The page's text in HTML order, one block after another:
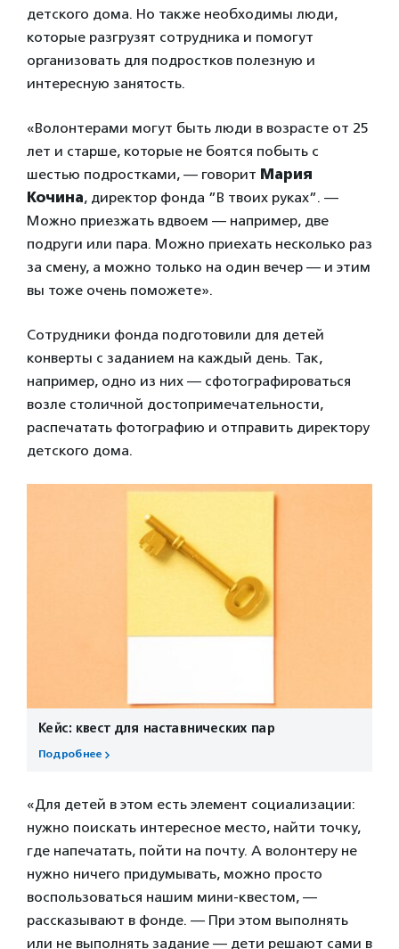
детского дома. Но также необходимы люди,
которые разгрузят сотрудника и помогут
организовать для подростков полезную и
интересную занятость.
«Волонтерами могут быть люди в возрасте от 25
лет и старше, которые не боятся побыть с
шестью подростками, — говорит Мария
Кочина, директор фонда ”В твоих руках”. —
Можно приезжать вдвоем — например, две
подруги или пара. Можно приехать несколько раз
за смену, а можно только на один вечер — и этим
вы тоже очень поможете».
Сотрудники фонда подготовили для детей
конверты с заданием на каждый день. Так,
например, одно из них — сфотографироваться
возле столичной достопримечательности,
распечатать фотографию и отправить директору
детского дома.
Кейс: квест для наставнических пар
Подробнее
«Для детей в этом есть элемент социализации:
нужно поискать интересное место, найти точку,
где напечатать, пойти на почту. А волонтеру не
нужно ничего придумывать, можно просто
воспользоваться нашим мини-квестом, —
рассказывают в фонде. — При этом выполнять
или не выполнять задание — дети решают сами в